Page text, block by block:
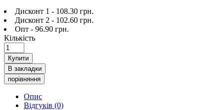
Дисконт 1 - 108.30 грн.
Дисконт 2 - 102.60 грн.
Опт - 96.90 грн.
Кількість
Купити
В закладки
порівняння
Опис
Відгуків (0)